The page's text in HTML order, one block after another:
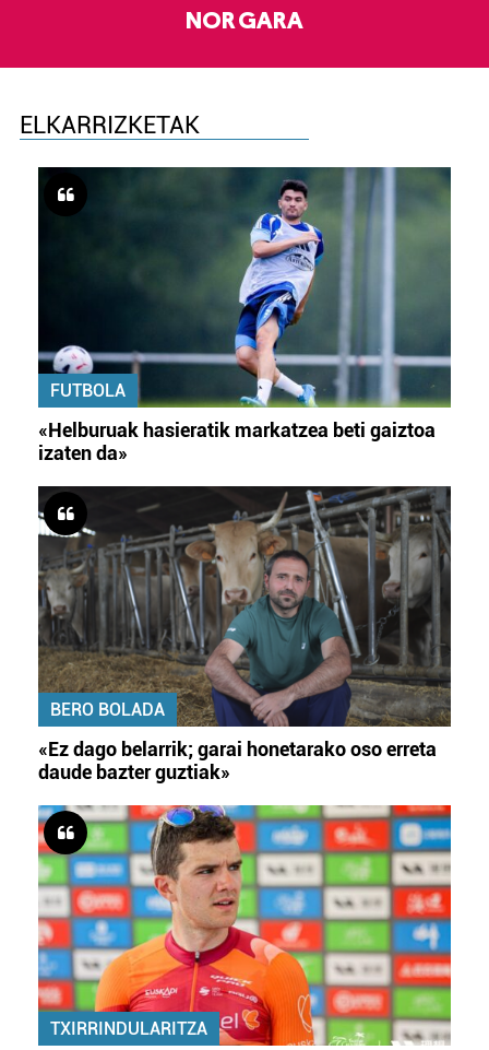
NOR GARA
ELKARRIZKETAK
FUTBOLA
«Helburuak hasieratik markatzea beti gaiztoa
izaten da»
BERO BOLADA
«Ez dago belarrik; garai honetarako oso erreta
daude bazter guztiak»
TXIRRINDULARITZA